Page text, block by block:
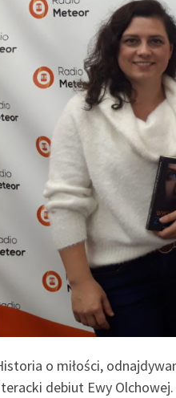
o miłości,
debiut Ewy Olchowej.